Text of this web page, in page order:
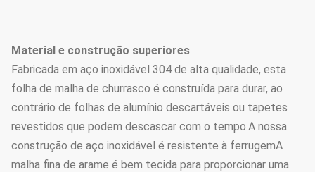
Material e construção superiores
Fabricada em aço inoxidável 304 de alta qualidade, esta
folha de malha de churrasco é construída para durar, ao
contrário de folhas de alumínio descartáveis ou tapetes
revestidos que podem descascar com o tempo.A nossa
construção de aço inoxidável é resistente à ferrugemA
malha fina de arame é bem tecida para proporcionar uma